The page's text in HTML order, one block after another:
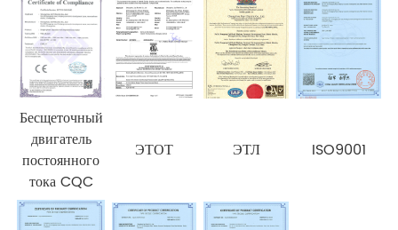
Бесщеточный
двигатель
постоянного
тока CQC
ЭТОТ ЭТЛ ISO9001